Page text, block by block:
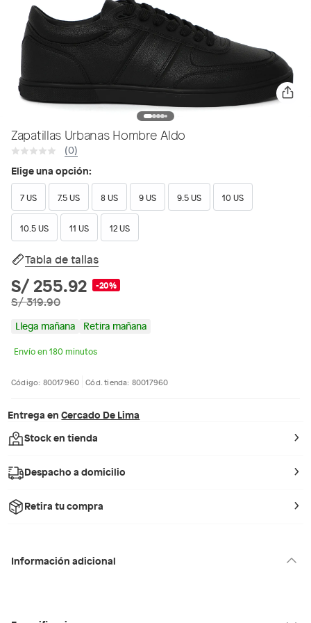
Zapatillas Urbanas Hombre Aldo
(0)
Elige una opción:
7 US 7.5 US 8 US 9 US 9.5 US 10 US
10.5 US 11 US 12 US
Tabla de tallas
S/ 255.92 -20%
S/ 319.90
Llega mañana Retira mañana
Envío en 180 minutos
Código: 80017960 Cód. tienda: 80017960
Entrega en Cercado De Lima
Stock en tienda
Despacho a domicilio
Retira tu compra
Información adicional